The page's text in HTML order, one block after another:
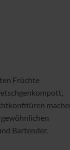
Früchte
Bartender.